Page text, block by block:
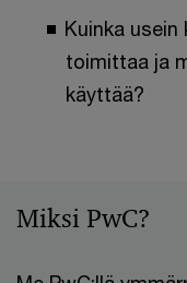
Kuinka usein
toimittaa ja
käyttää?
Miksi PwC?